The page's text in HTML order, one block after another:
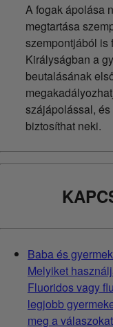
A fogak ápolása
megtartása
szempontjából is
Királyságban a
beutalásának
szájápolással,
biztosíthat neki.
Baba és
Melyiket
Fluoridos vagy
legjobb
meg a